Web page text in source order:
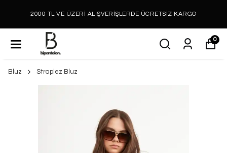
2000 TL VE ÜZERİ ALIŞVERİŞLERDE ÜCRETSİZ KARGO
0
Bluz Straplez Bluz